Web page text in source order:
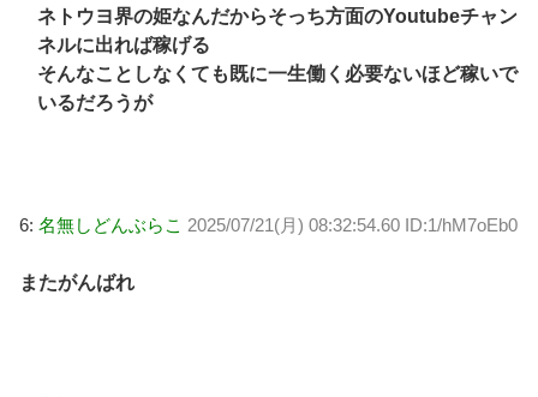
ネトウヨ界の姫なんだからそっち方面のYoutubeチャン
ネルに出れば稼げる
そんなことしなくても既に一生働く必要ないほど稼いで
いるだろうが
6: 名無しどんぶらこ 2025/07/21(月) 08:32:54.60 ID:1/hM7oEb0
またがんばれ